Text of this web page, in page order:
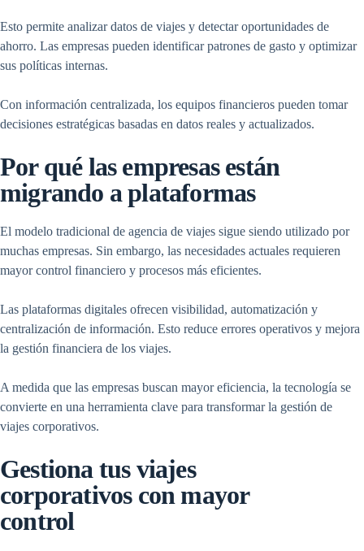
Esto permite analizar datos de viajes y detectar oportunidades de
ahorro. Las empresas pueden identificar patrones de gasto y optimizar
sus políticas internas.
Con información centralizada, los equipos financieros pueden tomar
decisiones estratégicas basadas en datos reales y actualizados.
Por qué las empresas están
migrando a plataformas
El modelo tradicional de agencia de viajes sigue siendo utilizado por
muchas empresas. Sin embargo, las necesidades actuales requieren
mayor control financiero y procesos más eficientes.
Las plataformas digitales ofrecen visibilidad, automatización y
centralización de información. Esto reduce errores operativos y mejora
la gestión financiera de los viajes.
A medida que las empresas buscan mayor eficiencia, la tecnología se
convierte en una herramienta clave para transformar la gestión de
viajes corporativos.
Gestiona tus viajes
corporativos con mayor
control